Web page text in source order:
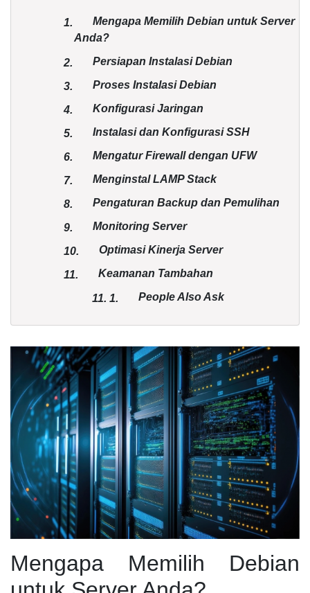
1.
Mengapa Memilih Debian untuk Server
Anda?
2. Persiapan Instalasi Debian
3. Proses Instalasi Debian
4. Konfigurasi Jaringan
5. Instalasi dan Konfigurasi SSH
6. Mengatur Firewall dengan UFW
7. Menginstal LAMP Stack
8. Pengaturan Backup dan Pemulihan
9. Monitoring Server
10. Optimasi Kinerja Server
11. Keamanan Tambahan
11. 1. People Also Ask
Mengapa Memilih Debian